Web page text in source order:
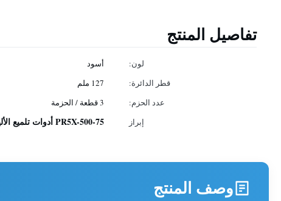
تفاصيل المنتج
لون: أسود
قطر الدائرة:
127 ملم
عدد الحزم:
3 قطعة / الحزمة
إبراز
PR5X-500-75 أدوات تلميع الألياف البصرية المطاطية
وصف المنتج